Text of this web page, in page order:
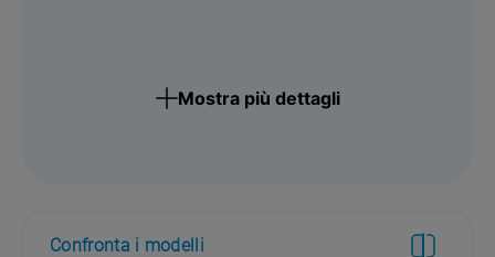
Mostra più dettagli
Confronta i modelli